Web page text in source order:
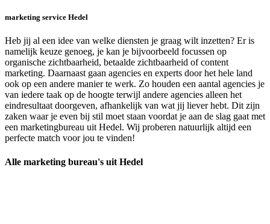
marketing service Hedel
Heb jij al een idee van welke diensten je graag wilt inzetten? Er is
namelijk keuze genoeg, je kan je bijvoorbeeld focussen op
organische zichtbaarheid, betaalde zichtbaarheid of content
marketing. Daarnaast gaan agencies en experts door het hele land
ook op een andere manier te werk. Zo houden een aantal agencies je
van iedere taak op de hoogte terwijl andere agencies alleen het
eindresultaat doorgeven, afhankelijk van wat jij liever hebt. Dit zijn
zaken waar je even bij stil moet staan voordat je aan de slag gaat met
een marketingbureau uit Hedel. Wij proberen natuurlijk altijd een
perfecte match voor jou te vinden!
Alle marketing bureau's uit Hedel